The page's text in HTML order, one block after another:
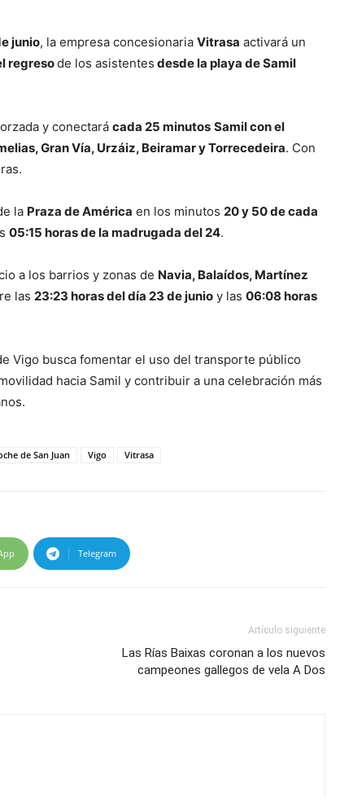
junio, la empresa concesionaria Vitrasa activará un
regresode los asistentes desde la playa de Samil
y conectará cada 25 minutos Samil con el
Gran Vía, Urzáiz, Beiramar y Torrecedeira. Con
la Praza de América en los minutos 20 y 50 de cada
05:15 horas de la madrugada del 24.
a los barrios y zonas de Navia, Balaídos, Martínez
las 23:23 horas del día 23 de junio y las 06:08 horas
Vigo busca fomentar el uso del transporte público
hacia Samil y contribuir a una celebración más
de San Juan Vigo Vitrasa
Telegram
Artículo siguiente
Las Rías Baixas coronan a los nuevos
campeones gallegos de vela A Dos